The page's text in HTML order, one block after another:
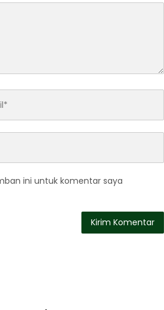
ini untuk komentar saya